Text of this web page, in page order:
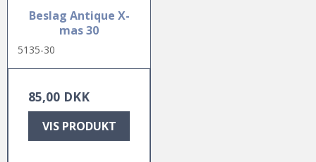
Beslag Antique X-
mas 30
5135-30
85,00 DKK
VIS PRODUKT